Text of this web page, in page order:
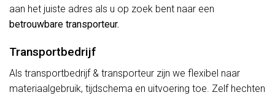
aan het juiste adres als u op zoek bent naar een
betrouwbare transporteur.
Transportbedrijf
Als transportbedrijf & transporteur zijn we flexibel naar
materiaalgebruik, tijdschema en uitvoering toe. Zelf hechten